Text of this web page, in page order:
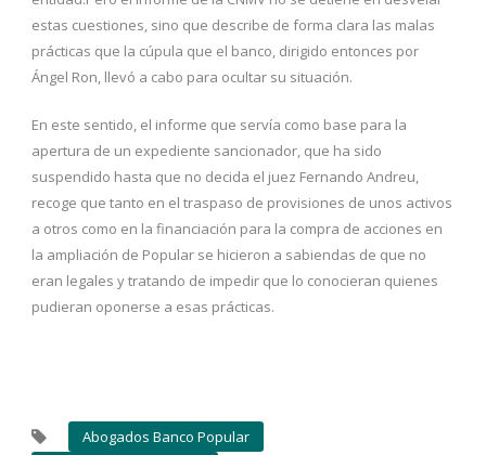
estas cuestiones, sino que describe de forma clara las malas
prácticas que la cúpula que el banco, dirigido entonces por
Ángel Ron, llevó a cabo para ocultar su situación.
En este sentido, el informe que servía como base para la
apertura de un expediente sancionador, que ha sido
suspendido hasta que no decida el juez Fernando Andreu,
recoge que tanto en el traspaso de provisiones de unos activos
a otros como en la financiación para la compra de acciones en
la ampliación de Popular se hicieron a sabiendas de que no
eran legales y tratando de impedir que lo conocieran quienes
pudieran oponerse a esas prácticas.
Abogados Banco Popular